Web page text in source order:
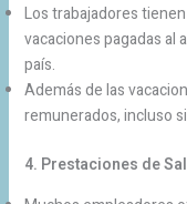
Los trabajadores
vacaciones pagadas al
país.
Además de las
remunerados, incluso
4. Prestaciones de